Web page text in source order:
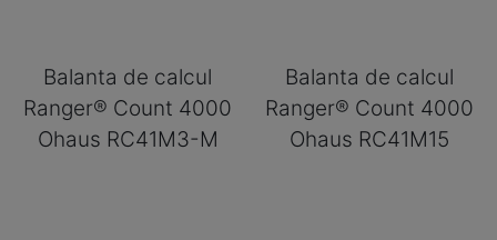
Balanta de calcul
Ranger® Count 4000
Ohaus RC41M3-M
Balanta de calcul
Ranger® Count 4000
Ohaus RC41M15